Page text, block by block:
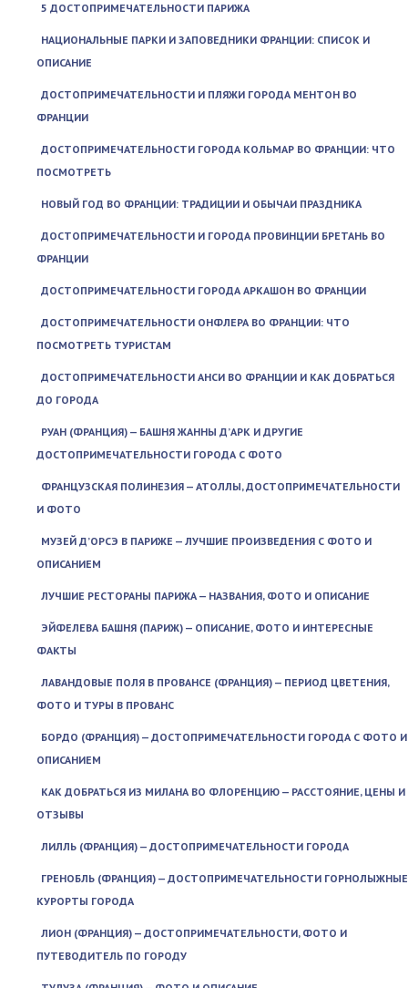
5 ДОСТОПРИМЕЧАТЕЛЬНОСТИ ПАРИЖА
НАЦИОНАЛЬНЫЕ ПАРКИ И ЗАПОВЕДНИКИ ФРАНЦИИ: СПИСОК И
ОПИСАНИЕ
ДОСТОПРИМЕЧАТЕЛЬНОСТИ И ПЛЯЖИ ГОРОДА МЕНТОН ВО
ФРАНЦИИ
ДОСТОПРИМЕЧАТЕЛЬНОСТИ ГОРОДА КОЛЬМАР ВО ФРАНЦИИ: ЧТО
ПОСМОТРЕТЬ
НОВЫЙ ГОД ВО ФРАНЦИИ: ТРАДИЦИИ И ОБЫЧАИ ПРАЗДНИКА
ДОСТОПРИМЕЧАТЕЛЬНОСТИ И ГОРОДА ПРОВИНЦИИ БРЕТАНЬ ВО
ФРАНЦИИ
ДОСТОПРИМЕЧАТЕЛЬНОСТИ ГОРОДА АРКАШОН ВО ФРАНЦИИ
ДОСТОПРИМЕЧАТЕЛЬНОСТИ ОНФЛЕРА ВО ФРАНЦИИ: ЧТО
ПОСМОТРЕТЬ ТУРИСТАМ
ДОСТОПРИМЕЧАТЕЛЬНОСТИ АНСИ ВО ФРАНЦИИ И КАК ДОБРАТЬСЯ
ДО ГОРОДА
РУАН (ФРАНЦИЯ) — БАШНЯ ЖАННЫ Д’АРК И ДРУГИЕ
ДОСТОПРИМЕЧАТЕЛЬНОСТИ ГОРОДА С ФОТО
ФРАНЦУЗСКАЯ ПОЛИНЕЗИЯ — АТОЛЛЫ, ДОСТОПРИМЕЧАТЕЛЬНОСТИ
И ФОТО
МУЗЕЙ Д’ОРСЭ В ПАРИЖЕ — ЛУЧШИЕ ПРОИЗВЕДЕНИЯ С ФОТО И
ОПИСАНИЕМ
ЛУЧШИЕ РЕСТОРАНЫ ПАРИЖА — НАЗВАНИЯ, ФОТО И ОПИСАНИЕ
ЭЙФЕЛЕВА БАШНЯ (ПАРИЖ) — ОПИСАНИЕ, ФОТО И ИНТЕРЕСНЫЕ
ФАКТЫ
ЛАВАНДОВЫЕ ПОЛЯ В ПРОВАНСЕ (ФРАНЦИЯ) — ПЕРИОД ЦВЕТЕНИЯ,
ФОТО И ТУРЫ В ПРОВАНС
БОРДО (ФРАНЦИЯ) — ДОСТОПРИМЕЧАТЕЛЬНОСТИ ГОРОДА С ФОТО И
ОПИСАНИЕМ
КАК ДОБРАТЬСЯ ИЗ МИЛАНА ВО ФЛОРЕНЦИЮ — РАССТОЯНИЕ, ЦЕНЫ И
ОТЗЫВЫ
ЛИЛЛЬ (ФРАНЦИЯ) — ДОСТОПРИМЕЧАТЕЛЬНОСТИ ГОРОДА
ГРЕНОБЛЬ (ФРАНЦИЯ) — ДОСТОПРИМЕЧАТЕЛЬНОСТИ ГОРНОЛЫЖНЫЕ
КУРОРТЫ ГОРОДА
ЛИОН (ФРАНЦИЯ) — ДОСТОПРИМЕЧАТЕЛЬНОСТИ, ФОТО И
ПУТЕВОДИТЕЛЬ ПО ГОРОДУ